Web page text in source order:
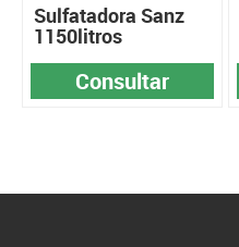
Sulfatadora Sanz
1150litros
Consultar